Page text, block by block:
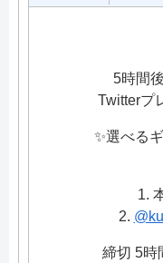
5時間
Twitterプ
✨選べる
1.
2.
締切 5時